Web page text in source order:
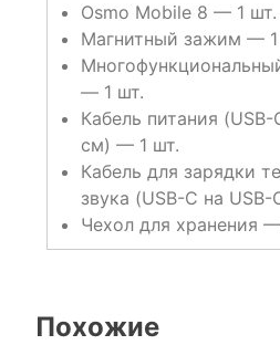
Osmo Mobile 8 — 1 шт.
Магнитный зажим — 1
— 1 шт.
Кабель питания
см) — 1 шт.
Кабель для зарядки
звука (USB-C на
Чехол для хранения
Похожие